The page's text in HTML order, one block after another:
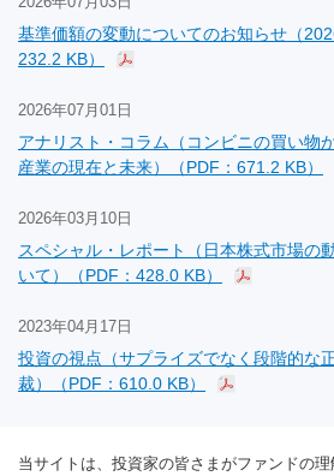
基準価額の変動についてのお知らせ（
232.2 KB）
2026年07月01日
アナリスト・コラム（コンビニの買い物
産業の現在と未来）（PDF：671.2 KB）
2026年03月10日
スペシャル・レポート（日本株式市場の
いて）（PDF：428.0 KB）
2023年04月17日
投資の視点（サプライズでなく段階的な
裁）（PDF：610.0 KB）
当サイトは、投資家の皆さまがファンドの